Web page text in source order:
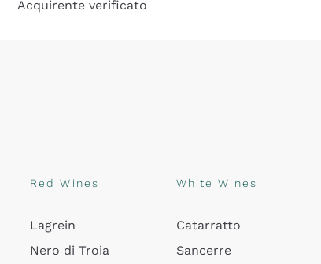
Acquirente verificato
Red Wines
Lagrein
Nero di Troia
White Wines
Catarratto
Sancerre